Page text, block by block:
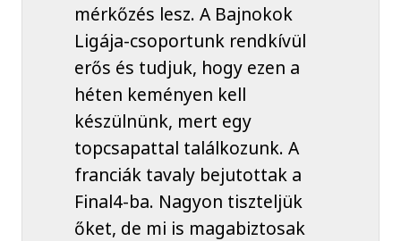
mérkőzés lesz. A Bajnokok
Ligája-csoportunk rendkívül
erős és tudjuk, hogy ezen a
héten keményen kell
készülnünk, mert egy
topcsapattal találkozunk. A
franciák tavaly bejutottak a
Final4-ba. Nagyon tiszteljük
őket, de mi is magabiztosak